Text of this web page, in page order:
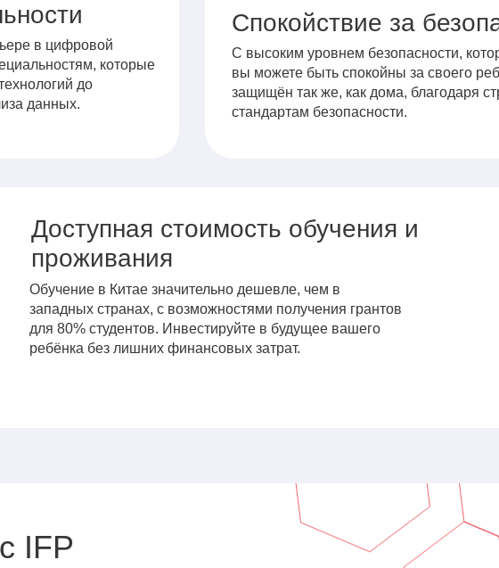
в цифровой
которые
до
данных.
Спокойствие за
С высоким уровнем безопасности,
вы можете быть спокойны за своего
защищён так же, как дома, благодаря
стандартам безопасности.
Доступная стоимость обучения и
проживания
Обучение в Китае значительно дешевле, чем в
западных странах, с возможностями получения грантов
для 80% студентов. Инвестируйте в будущее вашего
ребёнка без лишних финансовых затрат.
IFP